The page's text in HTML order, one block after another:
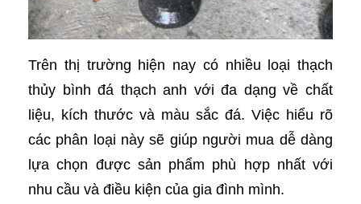
Trên thị trường hiện nay có nhiều loại thạch
thủy bình đá thạch anh với đa dạng về chất
liệu, kích thước và màu sắc đá. Việc hiểu rõ
các phân loại này sẽ giúp người mua dễ dàng
lựa chọn được sản phẩm phù hợp nhất với
nhu cầu và điều kiện của gia đình mình.